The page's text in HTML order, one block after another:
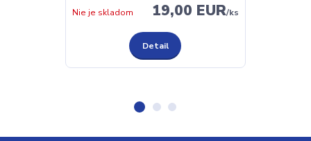
19,00 EUR/ks
Nie je skladom
Detail